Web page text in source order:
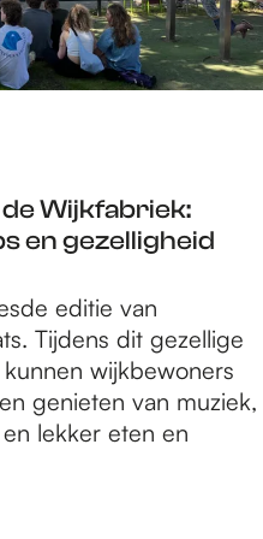
Wijkfabriek:
en gezelligheid
editie van
Tijdens dit gezellige
wijkbewoners
genieten van muziek,
lekker eten en